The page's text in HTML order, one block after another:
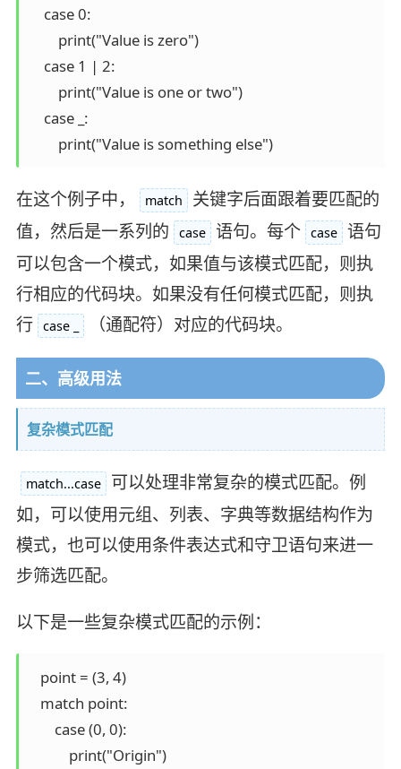
    case 0:
        print("Value is zero")
    case 1 | 2:
        print("Value is one or two")
    case _:
        print("Value is something else")
在这个例子中， match
关键字后面跟着要匹配的
值，然后是一系列的
case 语句。每个 case 语句
可以包含一个模式，如果值与该模式匹配，则执
行相应的代码块。如果没有任何模式匹配，则执
行 case _ （通配符）对应的代码块。
二、高级用法
复杂模式匹配
match...case
可以处理非常复杂的模式匹配。例
如，可以使用元组、列表、字典等数据结构作为
模式，也可以使用条件表达式和守卫语句来进一
步筛选匹配。
以下是一些复杂模式匹配的示例：
   point = (3, 4)
   match point:
       case (0, 0):
           print("Origin")